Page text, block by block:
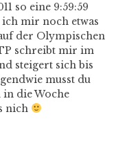
so eine 9:59:59
mir noch etwas
der Olympischen
schreibt mir im
steigert sich bis
musst du
in die Woche
nich